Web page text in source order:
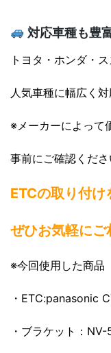
対応車種も豊
トヨタ・ホンダ・
人気車種に幅広く
※メーカーによって
事前にご確認くださ
ETCの取り付け
ぜひお気軽にご
※今回使用した商品
・ETC:panasonic
・ブラケット：NV-